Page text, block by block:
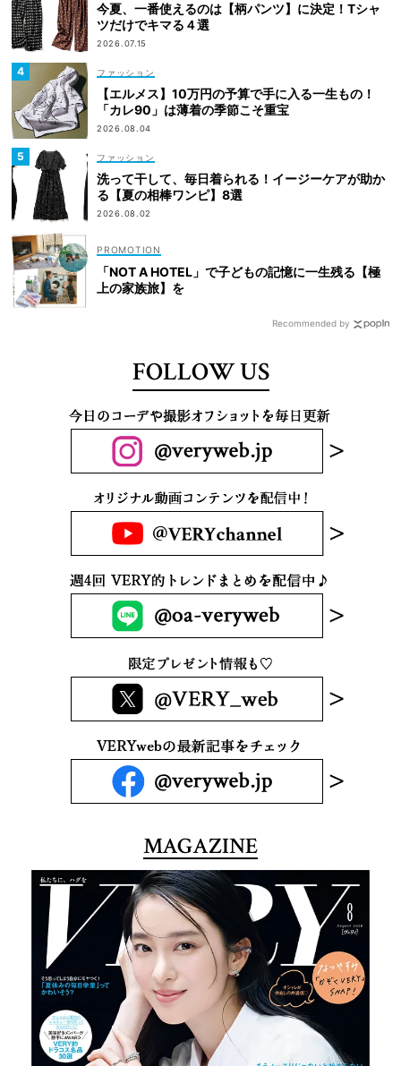
今夏、一番使えるのは【柄パンツ】に決定！Tシャ
ツだけでキマる４選
2026.07.15
ファッション
【エルメス】10万円の予算で手に入る一生もの！
「カレ90」は薄着の季節こそ重宝
2026.08.04
ファッション
洗って干して、毎日着られる！イージーケアが助か
る【夏の相棒ワンピ】8選
2026.08.02
「NOT A HOTEL」で子どもの記憶に一生残る【極
上の家族旅】を
Recommended by
FOLLOW US
MAGAZINE